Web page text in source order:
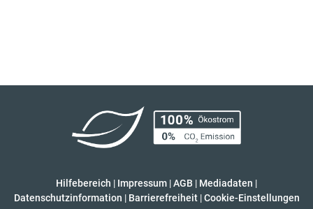
Hilfebereich | Impressum |AGB | Mediadaten |
Datenschutzinformation | Barrierefreiheit | Cookie-Einstellungen